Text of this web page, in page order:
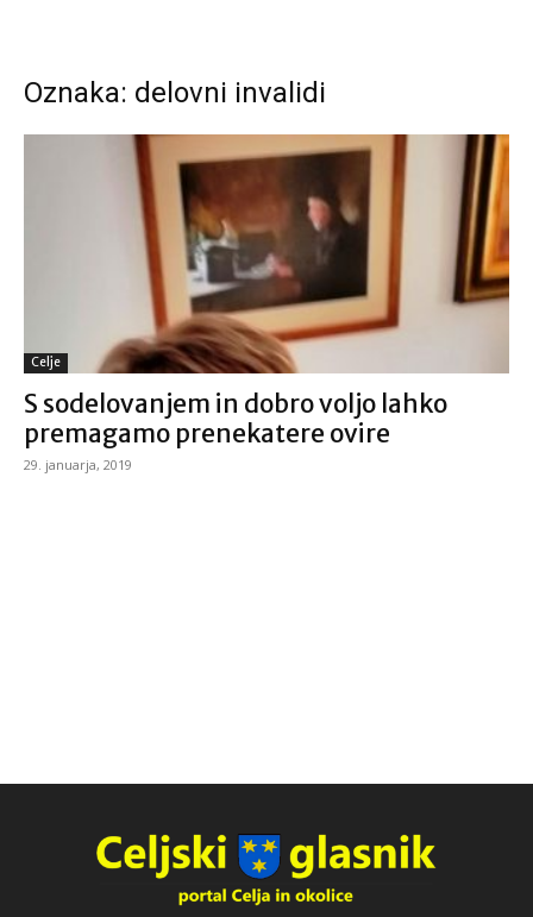
Oznaka: delovni invalidi
Celje
S sodelovanjem in dobro voljo lahko
premagamo prenekatere ovire
29. januarja, 2019